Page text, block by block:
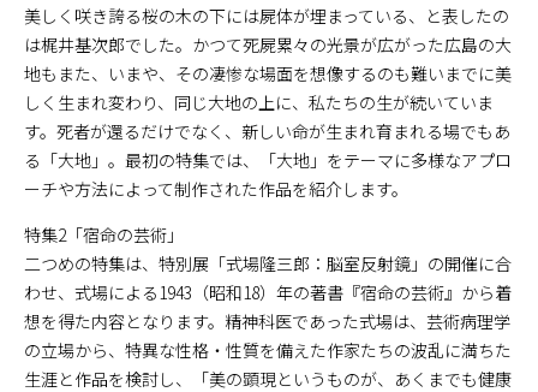
美しく咲き誇る桜の木の下には屍体が埋まっている、と表したの
は梶井基次郎でした。かつて死屍累々の光景が広がった広島の大
地もまた、いまや、その凄惨な場面を想像するのも難いまでに美
しく生まれ変わり、同じ大地の上に、私たちの生が続いていま
す。死者が還るだけでなく、新しい命が生まれ育まれる場でもあ
る「大地」。最初の特集では、「大地」をテーマに多様なアプロ
ーチや方法によって制作された作品を紹介します。
特集2「宿命の芸術」
二つめの特集は、特別展「式場隆三郎：脳室反射鏡」の開催に合
わせ、式場による1943（昭和18）年の著書『宿命の芸術』から着
想を得た内容となります。精神科医であった式場は、芸術病理学
の立場から、特異な性格・性質を備えた作家たちの波乱に満ちた
生涯と作品を検討し、「美の顕現というものが、あくまでも健康